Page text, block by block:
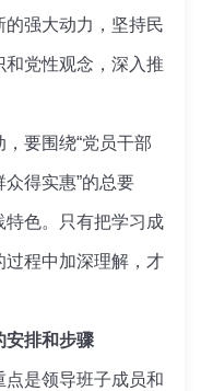
强大动力，坚持民
党性观念，深入推
要围绕“党员干部
得实惠”的总要
特色。只有把学习成
过程中加深理解，才
安排和步骤
是领导班子成员和